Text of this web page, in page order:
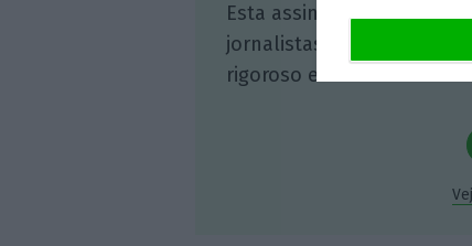
Esta assinatura é uma
jornalistas. A nossa
rigoroso e credível.